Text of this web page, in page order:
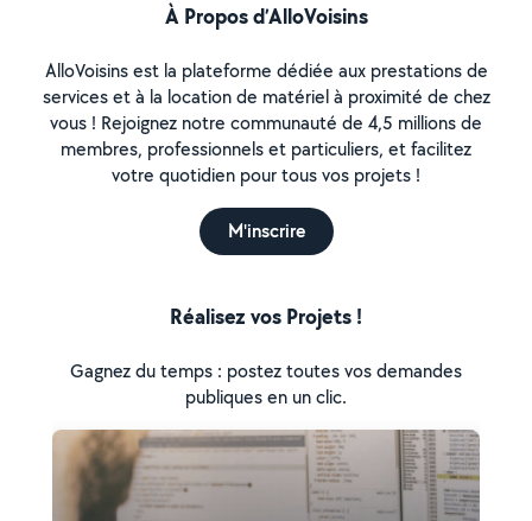
À Propos d’AlloVoisins
AlloVoisins est la plateforme dédiée aux prestations de
services et à la location de matériel à proximité de chez
vous ! Rejoignez notre communauté de 4,5 millions de
membres, professionnels et particuliers, et facilitez
votre quotidien pour tous vos projets !
M'inscrire
Réalisez vos Projets !
Gagnez du temps : postez toutes vos demandes
publiques en un clic.